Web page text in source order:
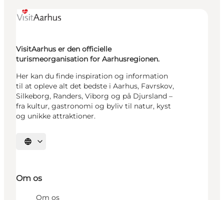
VisitAarhus er den officielle
turismeorganisation for Aarhusregionen.
Her kan du finde inspiration og information
til at opleve alt det bedste i Aarhus, Favrskov,
Silkeborg, Randers, Viborg og på Djursland –
fra kultur, gastronomi og byliv til natur, kyst
og unikke attraktioner.
Vælg sprog
Om os
Om os